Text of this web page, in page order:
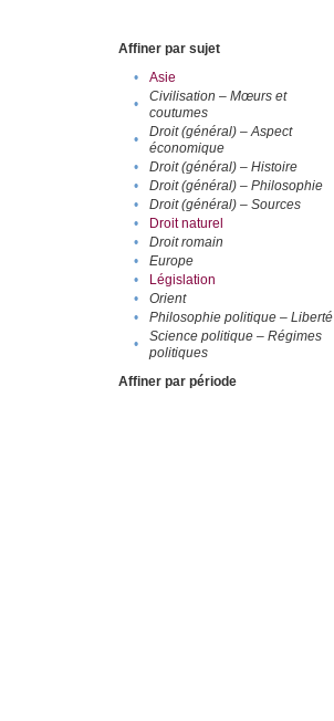
Affiner par sujet
•
Asie
•
Civilisation – Mœurs et
coutumes
•
Droit (général) – Aspect
économique
• Droit (général) – Histoire
•
Droit (général) – Philosophie
•
Droit (général) – Sources
•
Droit naturel
•
Droit romain
•
Europe
•
Législation
•
Orient
•
Philosophie politique – Liberté
•
Science politique – Régimes
politiques
Affiner par période